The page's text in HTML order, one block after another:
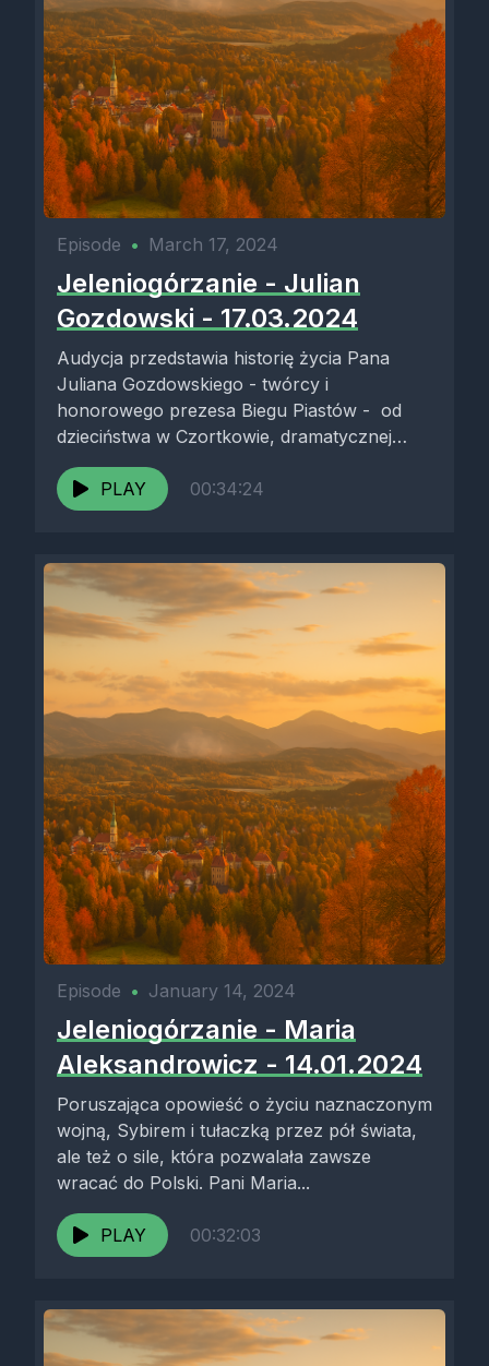
Episode • March 17, 2024
Jeleniogórzanie - Julian
Gozdowski - 17.03.2024
Audycja przedstawia historię życia Pana
Juliana Gozdowskiego - twórcy i
honorowego prezesa Biegu Piastów - od
dzieciństwa w Czortkowie, dramatycznej
repatriacji po wojnie, osiedlenia...
PLAY
00:34:24
Episode • January 14, 2024
Jeleniogórzanie - Maria
Aleksandrowicz - 14.01.2024
Poruszająca opowieść o życiu naznaczonym
wojną, Sybirem i tułaczką przez pół świata,
ale też o sile, która pozwalała zawsze
wracać do Polski. Pani Maria...
PLAY 00:32:03